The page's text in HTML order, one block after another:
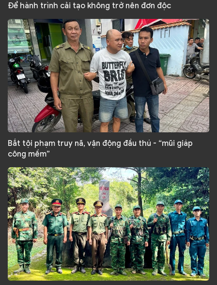
Để hành trình cải tạo không trở nên đơn độc
Bắt tội phạm truy nã, vận động đầu thú - “mũi giáp
công mềm”